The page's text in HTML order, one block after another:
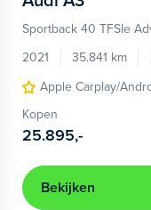
Sportback 40 TFSIe
2021
35.841 km
Apple Carplay/
Kopen
25.895,-
Bekijken